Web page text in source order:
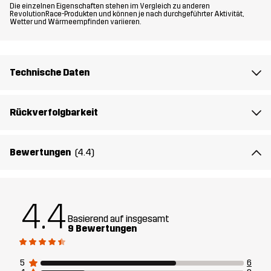
Material 100% Polyamid (Recycelt)
Entworfen für ALLROUND
Die einzelnen Eigenschaften stehen im Vergleich zu anderen
RevolutionRace-Produkten und können je nach durchgeführter Aktivität,
Wetter und Wärmeempfinden variieren.
Technische Daten
Rückverfolgbarkeit
Bewertungen (4.4)
4.4 Basierend auf insgesamt
9 Bewertungen
5
6